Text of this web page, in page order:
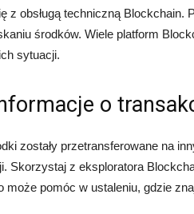
z obsługą techniczną Blockchain.
środków. Wiele platform
sytuacji.
o
zostały przetransferowane na
Skorzystaj z eksploratora
może pomóc w ustaleniu, gdzie